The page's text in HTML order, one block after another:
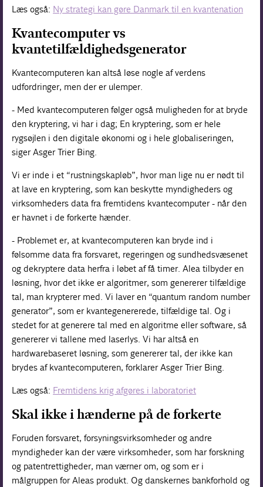
Læs også: Ny strategi kan gøre Danmark til en kvantenation
Kvantecomputer vs
kvantetilfældighedsgenerator
Kvantecomputeren kan altså løse nogle af verdens
udfordringer, men der er ulemper.
- Med kvantecomputeren følger også muligheden for at bryde
den kryptering, vi har i dag; En kryptering, som er hele
rygsøjlen i den digitale økonomi og i hele globaliseringen,
siger Asger Trier Bing.
Vi er inde i et “rustningskapløb”, hvor man lige nu er nødt til
at lave en kryptering, som kan beskytte myndigheders og
virksomheders data fra fremtidens kvantecomputer - når den
er havnet i de forkerte hænder.
- Problemet er, at kvantecomputeren kan bryde ind i
følsomme data fra forsvaret, regeringen og sundhedsvæsenet
og dekryptere data herfra i løbet af få timer. Alea tilbyder en
løsning, hvor det ikke er algoritmer, som genererer tilfældige
tal, man krypterer med. Vi laver en “quantum random number
generator”, som er kvantegenererede, tilfældige tal. Og i
stedet for at generere tal med en algoritme eller software, så
genererer vi tallene med laserlys. Vi har altså en
hardwarebaseret løsning, som genererer tal, der ikke kan
brydes af kvantecomputeren, forklarer Asger Trier Bing.
Læs også: Fremtidens krig afgøres i laboratoriet
Skal ikke i hænderne på de forkerte
Foruden forsvaret, forsyningsvirksomheder og andre
myndigheder kan der være virksomheder, som har forskning
og patentrettigheder, man værner om, og som er i
målgruppen for Aleas produkt. Og danskernes bankforhold og